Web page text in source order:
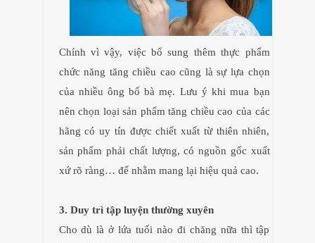
Chính vì vậy, việc bổ sung thêm thực phẩm
chức năng tăng chiều cao cũng là sự lựa chọn
của nhiều ông bố bà mẹ. Lưu ý khi mua bạn
nên chọn loại sản phẩm tăng chiều cao của các
hãng có uy tín được chiết xuất từ thiên nhiên,
sản phẩm phải chất lượng, có nguồn gốc xuất
xứ rõ ràng… để nhằm mang lại hiệu quả cao.
3. Duy trì tập luyện thường xuyên
Cho dù là ở lứa tuổi nào đi chăng nữa thì tập